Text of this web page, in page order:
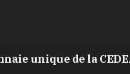
unique de la